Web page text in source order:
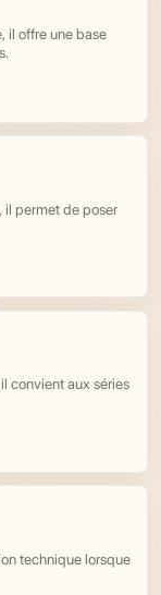
il offre une base
il permet de poser
convient aux séries
technique lorsque